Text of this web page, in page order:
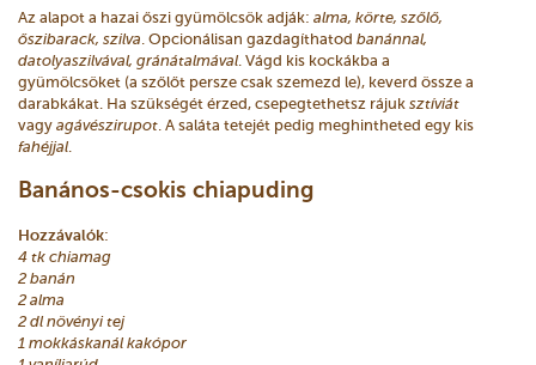
Az alapot a hazai őszi gyümölcsök adják: alma, körte, szőlő,
őszibarack, szilva . Opcionálisan gazdagíthatod banánnal,
datolyaszilvával, gránátalmával . Vágd kis kockákba a
gyümölcsöket (a szőlőt persze csak szemezd le), keverd össze a
darabkákat. Ha szükségét érzed, csepegtethetsz rájuk sztíviát
vagy agávészirupot . A saláta tetejét pedig meghintheted egy kis
fahéjjal
Banános-csokis chiapuding
Hozzávalók:
4 tk chiamag
2 banán
2 alma
2 dl növényi tej
1 mokkáskanál kakópor